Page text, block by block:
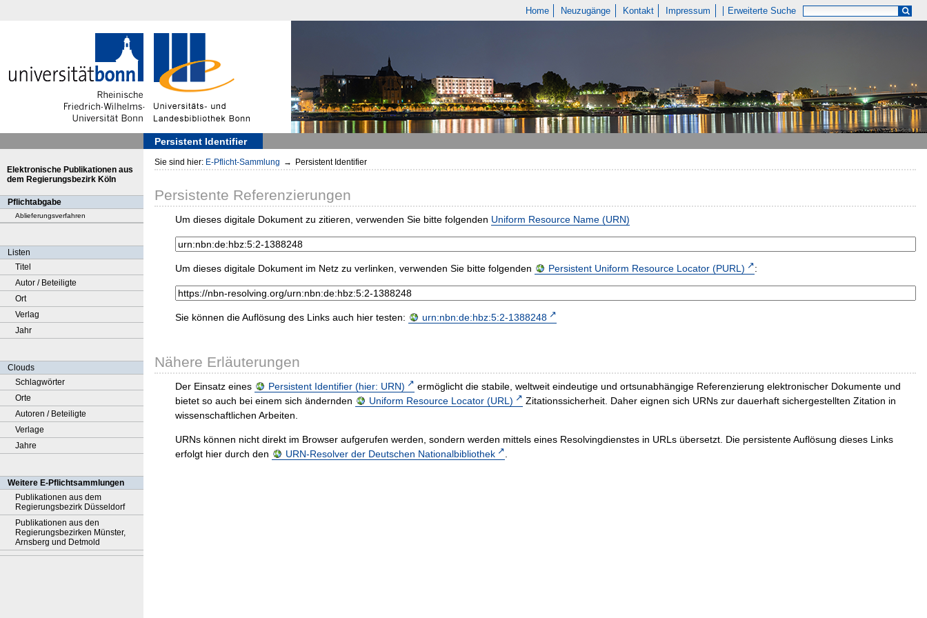
Home Neuzugänge Kontakt Impressum Erweiterte Suche
Persistent Identifier
Elektronische Publikationen aus
dem Regierungsbezirk Köln
Pflichtabgabe
Ablieferungsverfahren
Listen
Titel
Autor / Beteiligte
Ort
Verlag
Jahr
Clouds
Schlagwörter
Orte
Autoren / Beteiligte
Verlage
Jahre
Weitere E-Pflichtsammlungen
Publikationen aus dem
Regierungsbezirk Düsseldorf
Publikationen aus den
Regierungsbezirken Münster,
Arnsberg und Detmold
Sie sind hier: E-Pflicht-Sammlung → Persistent Identifier
Persistente Referenzierungen
Um dieses digitale Dokument zu zitieren, verwenden Sie bitte folgenden Uniform Resource Name (URN)
Um dieses digitale Dokument im Netz zu verlinken, verwenden Sie bitte folgenden Persistent Uniform Resource Locator (PURL) :
Sie können die Auflösung des Links auch hier testen: urn:nbn:de:hbz:5:2-1388248
Nähere Erläuterungen
Der Einsatz eines Persistent Identifier (hier: URN)
ermöglicht die stabile, weltweit eindeutige und ortsunabhängige Referenzierung elektronischer Dokumente und
bietet so auch bei einem sich ändernden
Uniform Resource Locator (URL)
Zitationssicherheit. Daher eignen sich URNs zur dauerhaft sichergestellten Zitation in
wissenschaftlichen Arbeiten.
URNs können nicht direkt im Browser aufgerufen werden, sondern werden mittels eines Resolvingdienstes in URLs übersetzt. Die persistente Auflösung dieses Links
erfolgt hier durch den
URN-Resolver der Deutschen Nationalbibliothek .